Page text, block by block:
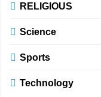
RELIGIOUS
Science
Sports
Technology